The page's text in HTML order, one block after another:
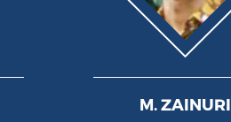
M. ZAINURI